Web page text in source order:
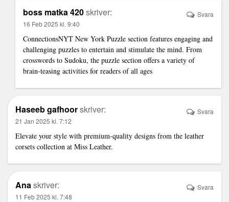
boss matka 420skriver:
16 Feb 2025 kl. 9:40
ConnectionsNYT New York Puzzle section features engaging and
challenging puzzles to entertain and stimulate the mind. From
crosswords to Sudoku, the puzzle section offers a variety of
brain-teasing activities for readers of all ages
Svara
Haseeb gafhoorskriver:
21 Jan 2025 kl. 7:12
Elevate your style with premium-quality designs from the leather
corsets collection at Miss Leather.
Svara
Anaskriver:
11 Feb 2025 kl. 7:48
Svara